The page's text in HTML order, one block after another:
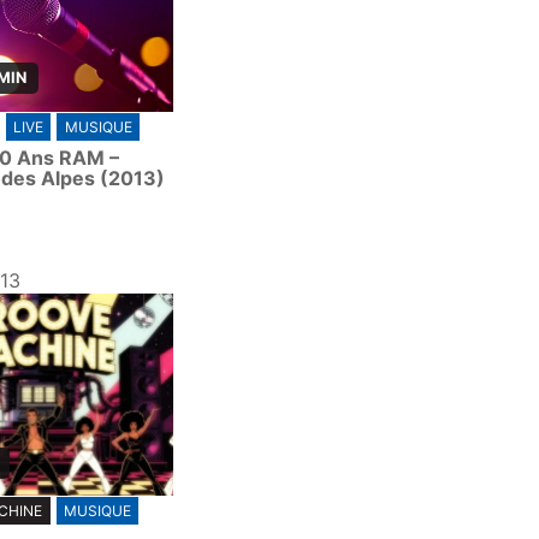
LIVE MUSIQUE
Ans RAM –
Alpes (2013)
MUSIQUE